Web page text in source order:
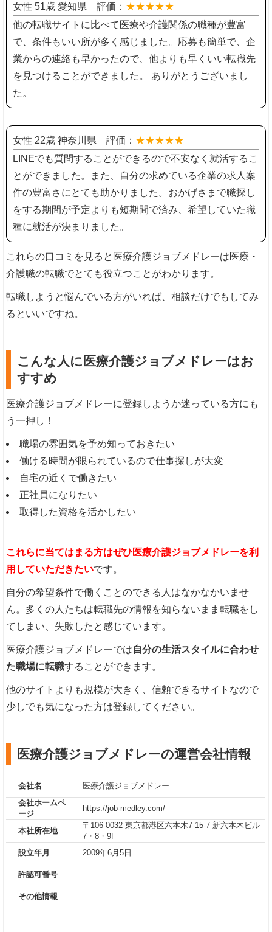
女性 51歳 愛知県 評価： ★★★★★
他の転職サイトに比べて医療や介護関係の職種が豊富
で、条件もいい所が多く感じました。応募も簡単で、企
業からの連絡も早かったので、他よりも早くいい転職先
を見つけることができました。 ありがとうございまし
た。
女性 22歳 神奈川県 評価： ★★★★★
LINEでも質問することができるので不安なく就活するこ
とができました。また、自分の求めている企業の求人案
件の豊富さにとても助かりました。おかげさまで職探し
をする期間が予定よりも短期間で済み、希望していた職
種に就活が決まりました。
これらの口コミを見ると医療介護ジョブメドレーは医療・
介護職の転職でとても役立つことがわかります。
転職しようと悩んでいる方がいれば、相談だけでもしてみ
るといいですね。
こんな人に医療介護ジョブメドレーはお
すすめ
医療介護ジョブメドレーに登録しようか迷っている方にも
う一押し！
職場の雰囲気を予め知っておきたい
働ける時間が限られているので仕事探しが大変
自宅の近くで働きたい
正社員になりたい
取得した資格を活かしたい
これらに当てはまる方はぜひ医療介護ジョブメドレーを利
用していただきたいです。
自分の希望条件で働くことのできる人はなかなかいませ
ん。多くの人たちは転職先の情報を知らないまま転職をし
てしまい、失敗したと感じています。
医療介護ジョブメドレーでは自分の生活スタイルに合わせ
た職場に転職することができます。
他のサイトよりも規模が大きく、信頼できるサイトなので
少しでも気になった方は登録してください。
医療介護ジョブメドレーの運営会社情報
会社名
医療介護ジョブメドレー
会社ホームペ
ージ
https://job-medley.com/
本社所在地
〒106-0032 東京都港区六本木7-15-7 新六本木ビル
7・8・9F
設立年月
2009年6月5日
許認可番号
その他情報